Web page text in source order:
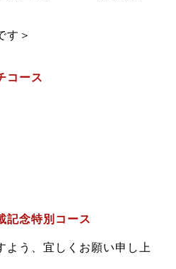
す＞
コース
記念特別コース
よう、宜しくお願い申し上